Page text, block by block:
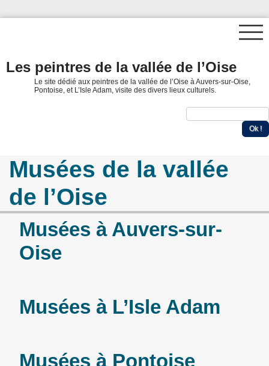
Les peintres de la vallée de l’Oise
Le site dédié aux peintres de la vallée de l’Oise à Auvers-sur-Oise,
Pontoise, et L’Isle Adam, visite des divers lieux culturels.
Musées de la vallée
de l’Oise
Musées à Auvers-sur-
Oise
Musées à L’Isle Adam
Musées à Pontoise